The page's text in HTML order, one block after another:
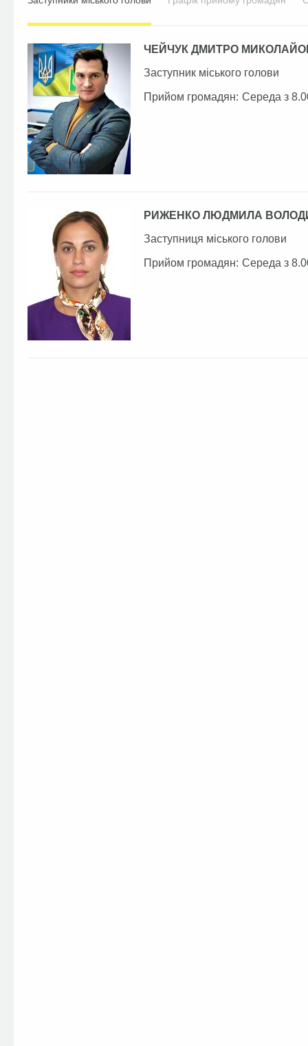
ЧЕЙЧУК ДМИТРО
Заступник міського голови
Прийом громадян: Середа з
РИЖЕНКО ЛЮДМИЛА
Заступниця міського голови
Прийом громадян: Середа з